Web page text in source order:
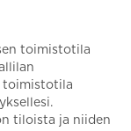
toimistotila
toimistotila
tiloista ja niiden